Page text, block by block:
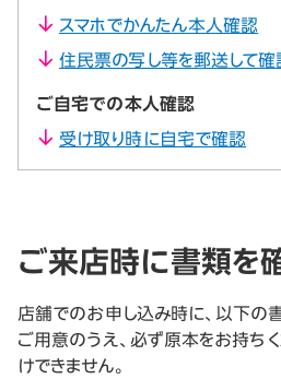
スマホでかんたん本人確認
住民票の写し等を郵送して確
ご自宅での本人確認
受け取り時に自宅で確認
ご来店時に書類を
店舗でのお申し込み時に、以下の
ご用意のうえ、必ず原本をお持ち
けできません。